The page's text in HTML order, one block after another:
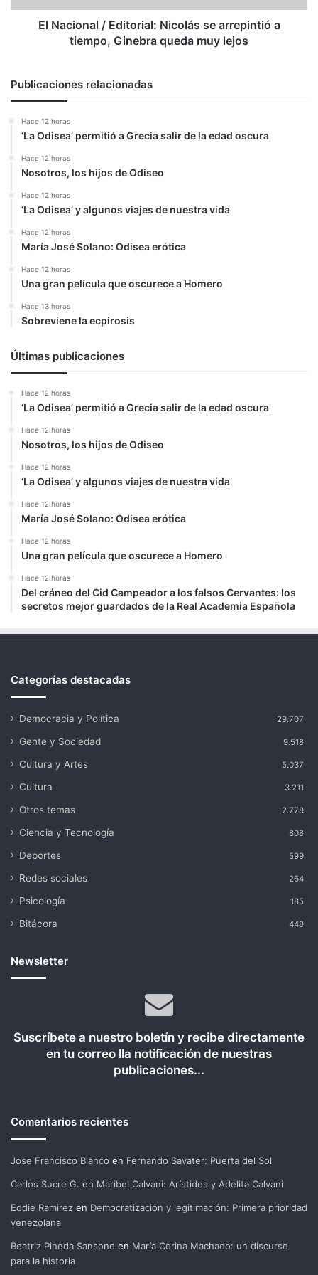
tiempo,
GinebraEl Nacional / Editorial: Nicolás se arrepintió a
tiempo, Ginebra queda muy lejos
Publicaciones relacionadas
Hace 12 horas
‘La Odisea’ permitió a Grecia salir de la edad oscura
Hace 12 horas
Nosotros, los hijos de Odiseo
Hace 12 horas
‘La Odisea’ y algunos viajes de nuestra vida
Hace 12 horas
María José Solano: Odisea erótica
Hace 12 horas
Una gran película que oscurece a Homero
Hace 13 horas
Sobreviene la ecpirosis
Últimas publicaciones
Hace 12 horas
‘La Odisea’ permitió a Grecia salir de la edad oscura
Hace 12 horas
Nosotros, los hijos de Odiseo
Hace 12 horas
‘La Odisea’ y algunos viajes de nuestra vida
Hace 12 horas
María José Solano: Odisea erótica
Hace 12 horas
Una gran película que oscurece a Homero
Hace 12 horas
Del cráneo del Cid Campeador a los falsos Cervantes: los
secretos mejor guardados de la Real Academia Española
Categorías destacadas
Democracia y Política 29.707
Gente y Sociedad 9.518
Cultura y Artes 5.037
Cultura 3.211
Otros temas 2.778
Ciencia y Tecnología 808
Deportes 599
Redes sociales 264
Psicología 185
Bitácora 448
Newsletter
Suscríbete a nuestro boletín y recibe directamente
en tu correo lla notificación de nuestras
publicaciones...
Comentarios recientes
Jose Francisco Blanco en Fernando Savater: Puerta del Sol
Carlos Sucre G. en Maribel Calvani: Arístides y Adelita Calvani
Eddie Ramirez en Democratización y legitimación: Primera prioridad
venezolana
Beatriz Pineda Sansone en María Corina Machado: un discurso
para la historia